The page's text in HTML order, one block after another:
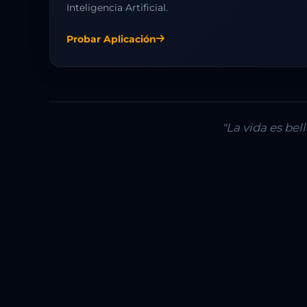
Inteligencia Artificial.
Probar Aplicación
"La vida es